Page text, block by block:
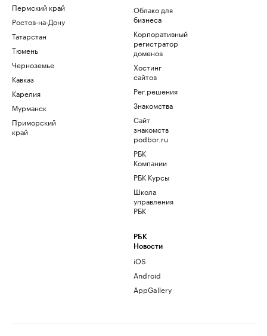
Пермский край
Ростов-на-Дону
Татарстан
Тюмень
Черноземье
Кавказ
Карелия
Мурманск
Приморский
край
Облако для
бизнеса
Корпоративный
регистратор
доменов
Хостинг
сайтов
Рег.решения
Знакомства
Сайт
знакомств
podbor.ru
РБК
Компании
РБК Курсы
Школа
управления
РБК
РБК
Новости
iOS
Android
AppGallery